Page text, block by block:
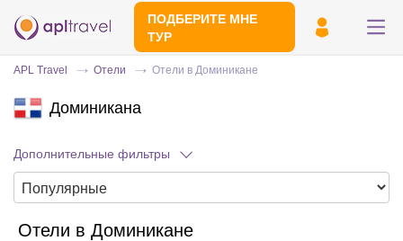
ПОДБЕРИТЕ МНЕ
ТУР
APL Travel Отели Отели в Доминикане
Доминикана
Дополнительные фильтры
Отели в Доминикане